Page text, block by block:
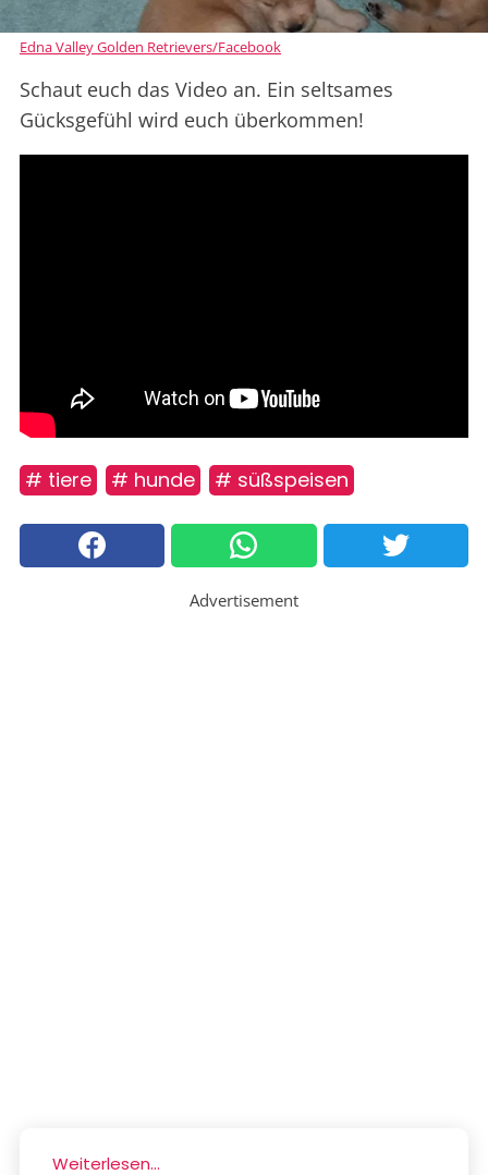
Edna Valley Golden Retrievers/Facebook
Schaut euch das Video an. Ein seltsames
Gücksgefühl wird euch überkommen!
# tiere # hunde # süßspeisen
Advertisement
Weiterlesen...